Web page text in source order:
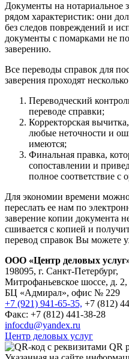
Документы на нотариальное
рядом характеристик: они
без следов повреждений и
документы с помарками не
заверению.
Все переводы справок для
заверения проходят
Переводческий
переводе справки;
Корректорская
любые неточности и
имеются;
Финальная правка,
сопоставлении и
полное соответствие с
Для экономии времени
переслать ее нам по
заверение копии документа
сшивается с копией и
перевод справок Вы можете
ООО «Центр деловых
198095, г. Санкт-Петербург,
Митрофаньевское шоссе, д. 2,
БЦ «Адмирал», офис № 229
+7 (921) 941-65-35, +7 (812)
Факс: +7 (812) 441-38-28
infocdu@yandex.ru
Центр деловых услуг
QR